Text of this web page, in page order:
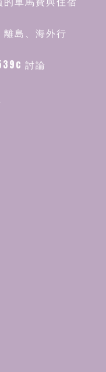
島、海外行
討論